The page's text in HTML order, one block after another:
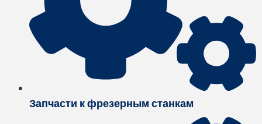
Запчасти к фрезерным станкам